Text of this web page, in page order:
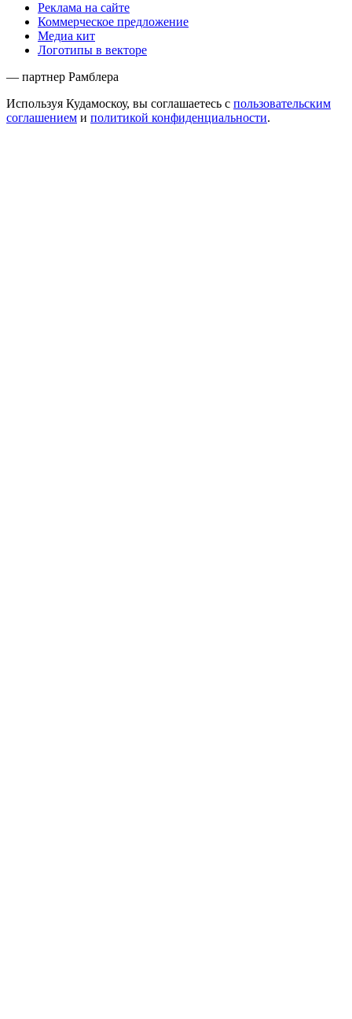
Реклама на сайте
Коммерческое предложение
Медиа кит
Логотипы в векторе
— партнер Рамблера
Используя Кудамоскоу, вы соглашаетесь с пользовательским
соглашением и политикой конфиденциальности.